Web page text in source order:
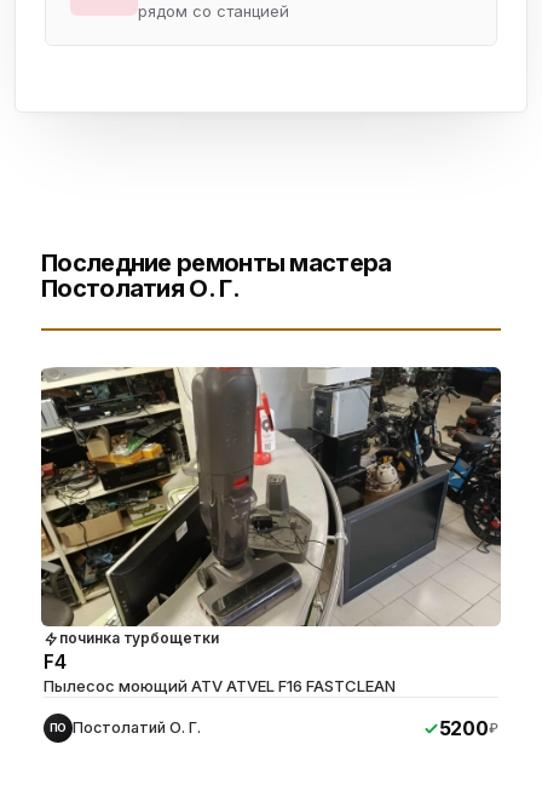
рядом со станцией
Последние ремонты мастера
Постолатия О. Г.
починка турбощетки
F4
Пылесос моющий ATV ATVEL F16 FASTCLEAN
ПО Постолатий О. Г. 5200₽